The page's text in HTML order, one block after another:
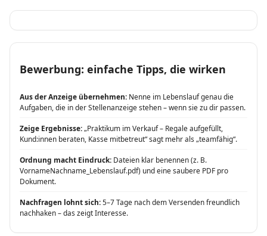
Bewerbung: einfache Tipps, die wirken
Aus der Anzeige übernehmen: Nenne im Lebenslauf genau die
Aufgaben, die in der Stellenanzeige stehen – wenn sie zu dir passen.
Zeige Ergebnisse:„Praktikum im Verkauf – Regale aufgefüllt,
Kund:innen beraten, Kasse mitbetreut“ sagt mehr als „teamfähig“.
Ordnung macht Eindruck: Dateien klar benennen (z. B.
VornameNachname_Lebenslauf.pdf) und eine saubere PDF pro
Dokument.
Nachfragen lohnt sich:5–7 Tage nach dem Versenden freundlich
nachhaken – das zeigt Interesse.